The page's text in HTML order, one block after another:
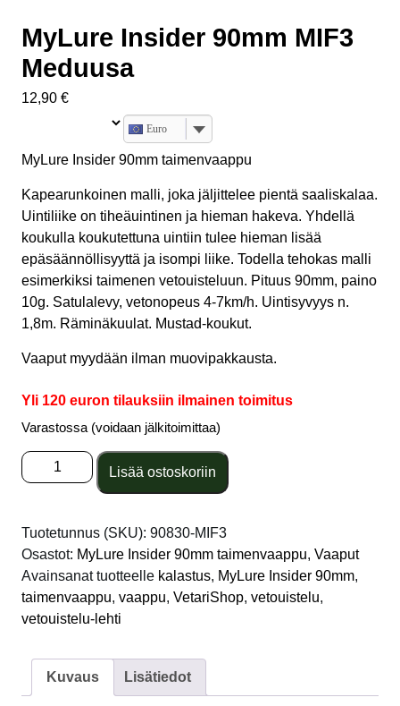
MyLure Insider 90mm MIF3
Meduusa
12,90 €
Euro
MyLure Insider 90mm taimenvaappu
Kapearunkoinen malli, joka jäljittelee pientä saaliskalaa.
Uintiliike on tiheäuintinen ja hieman hakeva. Yhdellä
koukulla koukutettuna uintiin tulee hieman lisää
epäsäännöllisyyttä ja isompi liike. Todella tehokas malli
esimerkiksi taimenen vetouisteluun. Pituus 90mm, paino
10g. Satulalevy, vetonopeus 4-7km/h. Uintisyvyys n.
1,8m. Räminäkuulat. Mustad-koukut.
Vaaput myydään ilman muovipakkausta.
Yli 120 euron tilauksiin ilmainen toimitus
Varastossa (voidaan jälkitoimittaa)
MyLure
Insider
MIF3
Meduusa
määrä
Lisää ostoskoriin
Tuotetunnus (SKU): 90830-MIF3
Osastot: MyLure Insider 90mm taimenvaappu, Vaaput
Avainsanat tuotteelle kalastus, MyLure Insider 90mm,
taimenvaappu, vaappu, VetariShop, vetouistelu,
vetouistelu-lehti
Kuvaus Lisätiedot